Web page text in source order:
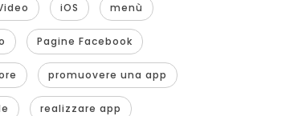
iOS menù
Pagine Facebook
promuovere una app
realizzare app